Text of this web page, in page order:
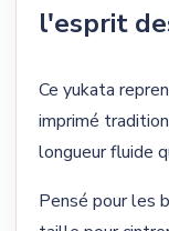
l'esprit
Ce yukata
imprimé
longueur fluide
Pensé pour les